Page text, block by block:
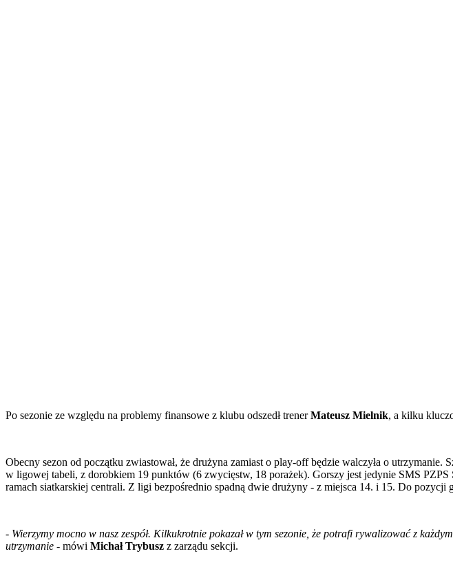
Po sezonie ze względu na problemy finansowe z klubu odszedł trenerMateusz Mielnik, a kilku
Obecny sezon od początku zwiastował, że drużyna zamiast o play-off będzie walczyła o utrzymanie.
w ligowej tabeli, z dorobkiem 19 punktów (6 zwycięstw, 18 porażek). Gorszy jest jedynie SMS
ramach siatkarskiej centrali. Z ligi bezpośrednio spadną dwie drużyny - z miejsca 14. i 15. Do
- Wierzymy mocno w nasz zespół. Kilkukrotnie pokazał w tym sezonie, że potrafi rywalizować z
utrzymanie - mówi Michał Trybusz z zarządu sekcji.